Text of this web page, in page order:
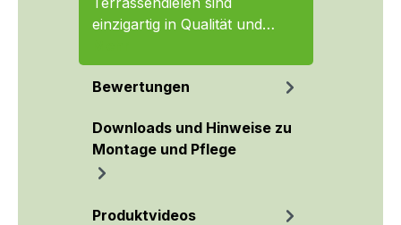
einzigartig in Qualität und…
Bewertungen
Downloads und Hinweise zu
Montage und Pflege
Produktvideos